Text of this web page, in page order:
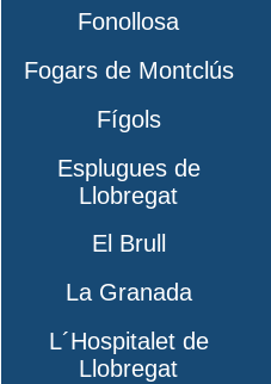
Fonollosa
Fogars de Montclús
Fígols
Esplugues de
Llobregat
El Brull
La Granada
L´Hospitalet de
Llobregat